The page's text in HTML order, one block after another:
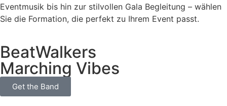
Eventmusik bis hin zur stilvollen Gala Begleitung – wählen
Sie die Formation, die perfekt zu Ihrem Event passt.
BeatWalkers
Marching Vibes
Get the Band